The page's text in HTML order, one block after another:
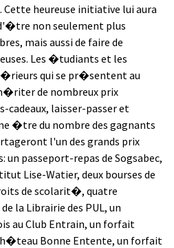
heureuse initiative lui aura
non seulement plus
mais aussi de faire de
Les �tudiants et les
qui se pr�sentent au
de nombreux prix
laisser-passer et
�tre du nombre des gagnants
l'un des grands prix
passeport-repas de Sogsabec,
Lise-Watier, deux bourses de
de scolarit�, quatre
la Librairie des PUL, un
au Club Entrain, un forfait
Bonne Entente, un forfait